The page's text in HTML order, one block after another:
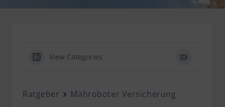
View Categories
Ratgeber Mähroboter Versicherung